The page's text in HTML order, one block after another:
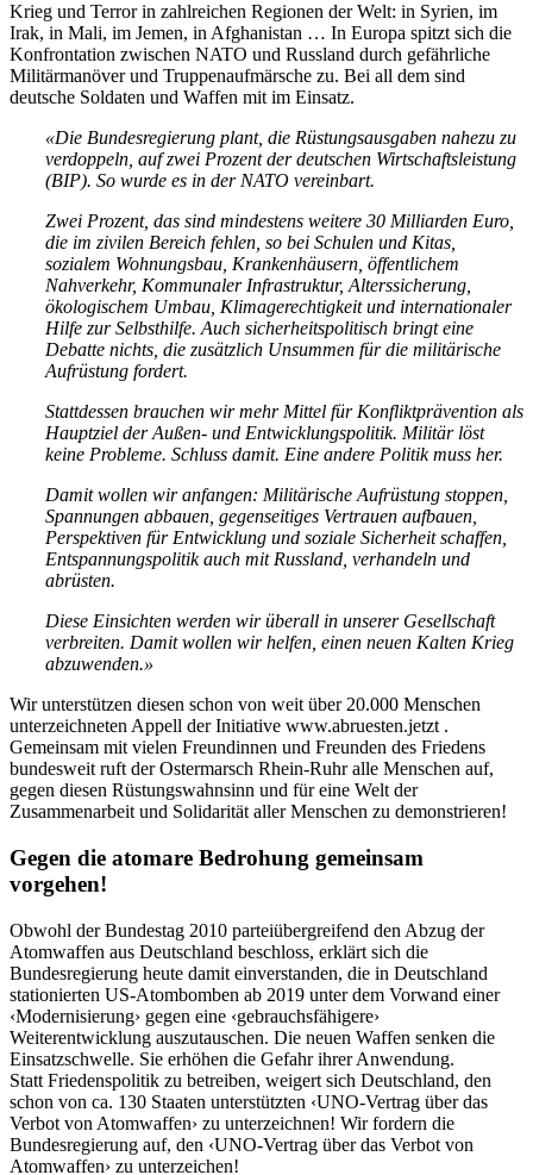
Krieg und Terror in zahlreichen Regionen der Welt: in Syrien, im
Irak, in Mali, im Jemen, in Afghanistan … In Europa spitzt sich die
Konfrontation zwischen NATO und Russland durch gefährliche
Militärmanöver und Truppenaufmärsche zu. Bei all dem sind
deutsche Soldaten und Waffen mit im Einsatz.
«Die Bundesregierung plant, die Rüstungsausgaben nahezu zu
verdoppeln, auf zwei Prozent der deutschen Wirtschaftsleistung
(BIP). So wurde es in der NATO vereinbart.
Zwei Prozent, das sind mindestens weitere 30 Milliarden Euro,
die im zivilen Bereich fehlen, so bei Schulen und Kitas,
sozialem Wohnungsbau, Krankenhäusern, öffentlichem
Nahverkehr, Kommunaler Infrastruktur, Alterssicherung,
ökologischem Umbau, Klimagerechtigkeit und internationaler
Hilfe zur Selbsthilfe. Auch sicherheitspolitisch bringt eine
Debatte nichts, die zusätzlich Unsummen für die militärische
Aufrüstung fordert.
Stattdessen brauchen wir mehr Mittel für Konfliktprävention als
Hauptziel der Außen- und Entwicklungspolitik. Militär löst
keine Probleme. Schluss damit. Eine andere Politik muss her.
Damit wollen wir anfangen: Militärische Aufrüstung stoppen,
Spannungen abbauen, gegenseitiges Vertrauen aufbauen,
Perspektiven für Entwicklung und soziale Sicherheit schaffen,
Entspannungspolitik auch mit Russland, verhandeln und
abrüsten.
Diese Einsichten werden wir überall in unserer Gesellschaft
verbreiten. Damit wollen wir helfen, einen neuen Kalten Krieg
abzuwenden.»
Wir unterstützen diesen schon von weit über 20.000 Menschen
unterzeichneten Appell der Initiative www.abruesten.jetzt .
Gemeinsam mit vielen Freundinnen und Freunden des Friedens
bundesweit ruft der Ostermarsch Rhein-Ruhr alle Menschen auf,
gegen diesen Rüstungswahnsinn und für eine Welt der
Zusammenarbeit und Solidarität aller Menschen zu demonstrieren!
Gegen die atomare Bedrohung gemeinsam
vorgehen!
Obwohl der Bundestag 2010 parteiübergreifend den Abzug der
Atomwaffen aus Deutschland beschloss, erklärt sich die
Bundesregierung heute damit einverstanden, die in Deutschland
stationierten US-Atombomben ab 2019 unter dem Vorwand einer
‹Modernisierung› gegen eine ‹gebrauchsfähigere›
Weiterentwicklung auszutauschen. Die neuen Waffen senken die
Einsatzschwelle. Sie erhöhen die Gefahr ihrer Anwendung.
Statt Friedenspolitik zu betreiben, weigert sich Deutschland, den
schon von ca. 130 Staaten unterstützten ‹UNO-Vertrag über das
Verbot von Atomwaffen› zu unterzeichnen! Wir fordern die
Bundesregierung auf, den ‹UNO-Vertrag über das Verbot von
Atomwaffen› zu unterzeichen!